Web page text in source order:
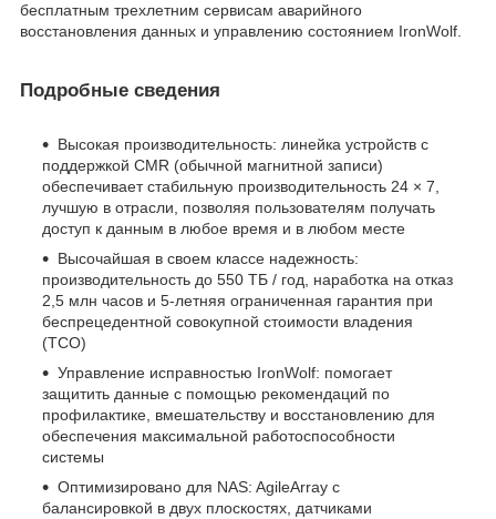
бесплатным трехлетним сервисам аварийного
восстановления данных и управлению состоянием IronWolf.
Подробные сведения
Высокая производительность: линейка устройств с
поддержкой CMR (обычной магнитной записи)
обеспечивает стабильную производительность 24 × 7,
лучшую в отрасли, позволяя пользователям получать
доступ к данным в любое время и в любом месте
Высочайшая в своем классе надежность:
производительность до 550 ТБ / год, наработка на отказ
2,5 млн часов и 5-летняя ограниченная гарантия при
беспрецедентной совокупной стоимости владения
(TCO)
Управление исправностью IronWolf: помогает
защитить данные с помощью рекомендаций по
профилактике, вмешательству и восстановлению для
обеспечения максимальной работоспособности
системы
Оптимизировано для NAS: AgileArray с
балансировкой в двух плоскостях, датчиками